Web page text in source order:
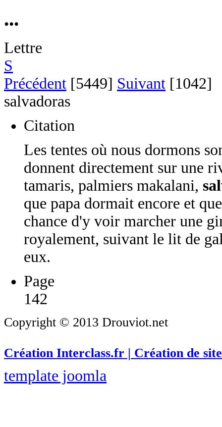
...
Lettre
S
Précédent [5449] Suivant [1042]
salvadoras
Citation
Les tentes où nous dormons
donnent directement sur une
tamaris, palmiers makalani,
que papa dormait encore et
chance d'y voir marcher une
royalement, suivant le lit de
eux.
Page
142
Copyright © 2013 Drouviot.net
Création Interclass.fr | Création de
template joomla